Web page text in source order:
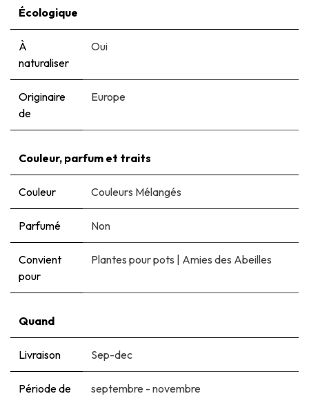
Écologique
À
naturaliser
Oui
Originaire
de
Europe
Couleur, parfum et traits
Couleur Couleurs Mélangés
Parfumé Non
Convient
pour
Plantes pour pots | Amies des Abeilles
Quand
Livraison Sep-dec
Période de
septembre - novembre